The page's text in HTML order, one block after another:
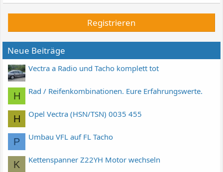
Registrieren
Neue Beiträge
Vectra a Radio und Tacho komplett tot
H Rad / Reifenkombinationen. Eure Erfahrungswerte.
H Opel Vectra (HSN/TSN) 0035 455
P Umbau VFL auf FL Tacho
K Kettenspanner Z22YH Motor wechseln